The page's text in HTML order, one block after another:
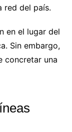
red del país.
en el lugar del
Sin embargo,
concretar una